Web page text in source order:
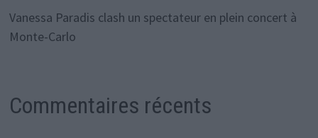
Vanessa Paradis clash un spectateur en plein concert à
Monte-Carlo
Commentaires récents